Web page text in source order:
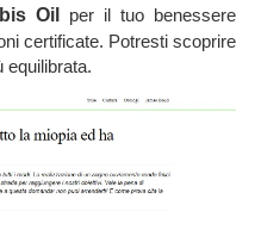
Oil
per il tuo benessere
certificate. Potresti scoprire
equilibrata.